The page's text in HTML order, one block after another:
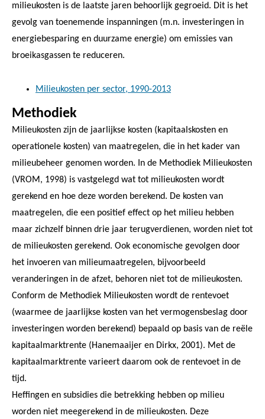
milieukosten is de laatste jaren behoorlijk gegroeid. Dit is het
gevolg van toenemende inspanningen (m.n. investeringen in
energiebesparing en duurzame energie) om emissies van
broeikasgassen te reduceren.
Milieukosten per sector, 1990-2013
Methodiek
Milieukosten zijn de jaarlijkse kosten (kapitaalskosten en
operationele kosten) van maatregelen, die in het kader van
milieubeheer genomen worden. In de Methodiek Milieukosten
(VROM, 1998) is vastgelegd wat tot milieukosten wordt
gerekend en hoe deze worden berekend. De kosten van
maatregelen, die een positief effect op het milieu hebben
maar zichzelf binnen drie jaar terugverdienen, worden niet tot
de milieukosten gerekend. Ook economische gevolgen door
het invoeren van milieumaatregelen, bijvoorbeeld
veranderingen in de afzet, behoren niet tot de milieukosten.
Conform de Methodiek Milieukosten wordt de rentevoet
(waarmee de jaarlijkse kosten van het vermogensbeslag door
investeringen worden berekend) bepaald op basis van de reële
kapitaalmarktrente (Hanemaaijer en Dirkx, 2001). Met de
kapitaalmarktrente varieert daarom ook de rentevoet in de
tijd.
Heffingen en subsidies die betrekking hebben op milieu
worden niet meegerekend in de milieukosten. Deze